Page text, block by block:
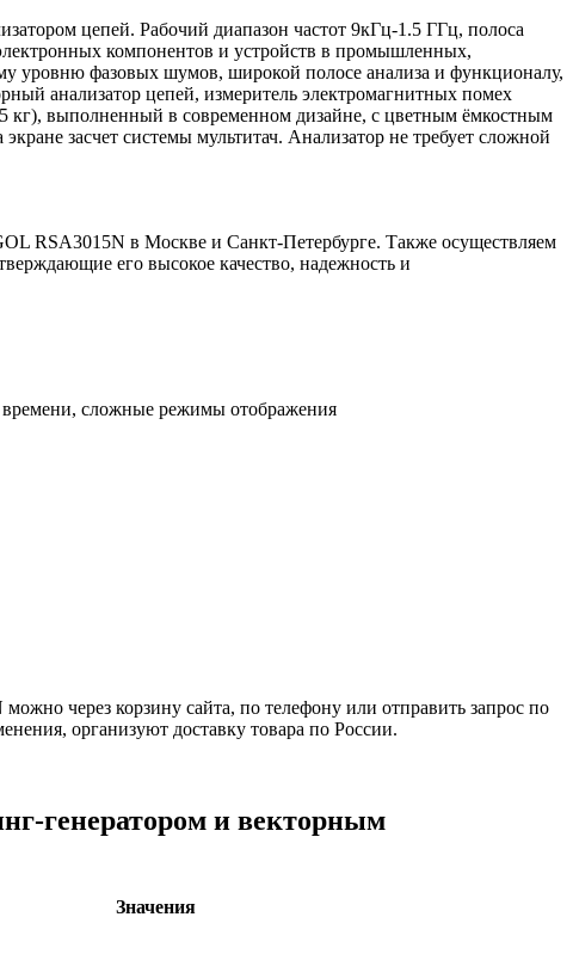
цепей. Рабочий диапазон частот 9кГц-1.5 ГГц, полоса
компонентов и устройств в промышленных,
уровню фазовых шумов, широкой полосе анализа и функционалу,
анализатор цепей, измеритель электромагнитных помех
кг), выполненный в современном дизайне, с цветным ёмкостным
засчет системы мультитач. Анализатор не требует сложной
RSA3015N в Москве и Санкт-Петербурге. Также осуществляем
его высокое качество, надежность и
времени, сложные режимы отображения
через корзину сайта, по телефону или отправить запрос по
организуют доставку товара по России.
генератором и векторным
Значения